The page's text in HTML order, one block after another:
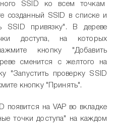
SSID ко всем точкам
созданный SSID в списке и
SSID привязку". В дереве
доступа, на которых
кнопку "Добавить
сменится с желтого на
"Запустить проверку SSID
кнопку "Принять".
появится на VAP во вкладке
точки доступа" на каждом